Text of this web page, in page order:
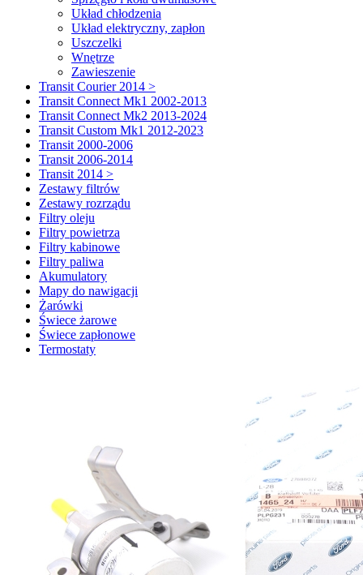
Układ chłodzenia
Układ elektryczny, zapłon
Uszczelki
Wnętrze
Zawieszenie
Transit Courier 2014 >
Transit Connect Mk1 2002-2013
Transit Connect Mk2 2013-2024
Transit Custom Mk1 2012-2023
Transit 2000-2006
Transit 2006-2014
Transit 2014 >
Zestawy filtrów
Zestawy rozrządu
Filtry oleju
Filtry powietrza
Filtry kabinowe
Filtry paliwa
Akumulatory
Mapy do nawigacji
Żarówki
Świece żarowe
Świece zapłonowe
Termostaty